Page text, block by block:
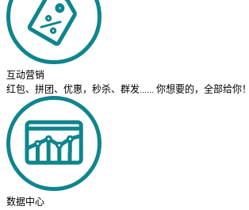
互动营销
红包、拼团、优惠，秒杀、群发...... 你想要的，全部给你！
数据中心